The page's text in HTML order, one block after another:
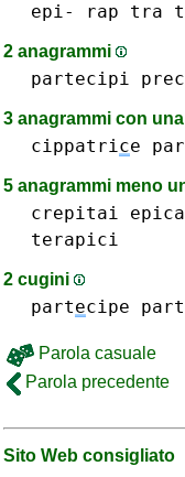
epi- rap tra
2 anagrammi
partecipi
3 anagrammi con
cippatrice
5 anagrammi meno
crepitai
terapici
2 cugini
partecipe
Parola casuale
Parola precedente
Sito Web consigliato